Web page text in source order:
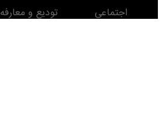
اجتماعی
تودیع و معارفه